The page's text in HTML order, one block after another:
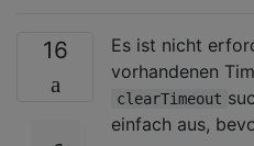
16
Es ist nicht
vorhandenen
clearTimeout
einfach aus,